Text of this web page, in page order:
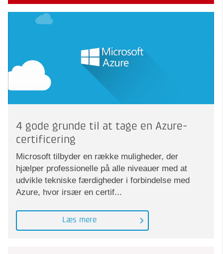
4 gode grunde til at tage en Azure-
certificering
Microsoft tilbyder en række muligheder, der
hjælper professionelle på alle niveauer med at
udvikle tekniske færdigheder i forbindelse med
Azure, hvor irsær en certif...
Læs mere